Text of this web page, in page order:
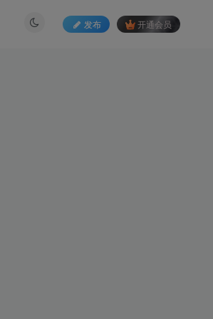
发布 开通会员